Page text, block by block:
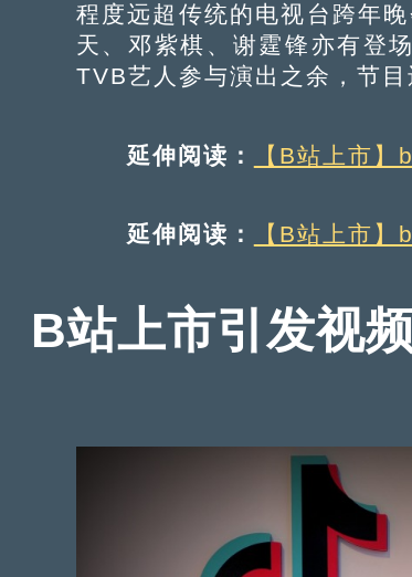
程度远超传统的电视台跨年
天、邓紫棋、谢霆锋亦有登
TVB艺人参与演出之余，节目
延伸阅读： 【B站上市
延伸阅读： 【B站上市
B站上市引发视